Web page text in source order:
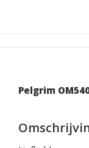
Pelgrim